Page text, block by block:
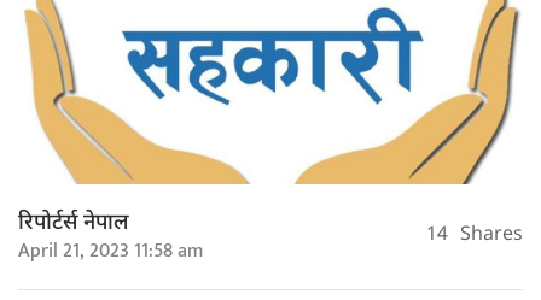
रिपोर्टर्स नेपाल
April 21, 2023 11:58 am 14 Shares